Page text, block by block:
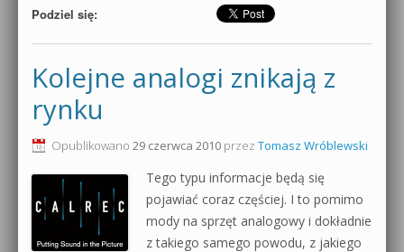
Podziel się:
Kolejne analogi znikają z
rynku
Opublikowano 29 czerwca 2010 przez Tomasz Wróblewski
Tego typu informacje będą się
pojawiać coraz częściej. I to pomimo
mody na sprzęt analogowy i dokładnie
z takiego samego powodu, z jakiego